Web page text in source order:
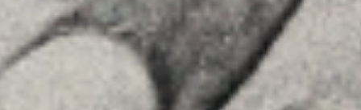
Linkedin
Instagram